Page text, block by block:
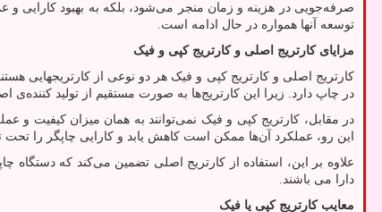
صرفه‌جویی در هزینه و زمان منجر می‌شود، بلکه به بهبود کارایی و
توسعه آنها همواره در حال ادامه است.
مزایای کارتریج اصلی و کارتریج کپی و فیک
کارتریج اصلی و کارتریج کپی و فیک هر دو نوعی از کارتریجهایی
در چاپ دارد. زیرا این کارتریج‌ها به صورت مستقیم از تولید
در مقابل، کارتریج کپی و فیک نمی‌توانند به همان میزان کیفیت و
این رو، عملکرد آن‌ها ممکن است کاهش یابد و کارایی چاپگر را تحت
علاوه بر این، استفاده از کارتریج اصلی تضمین می‌کند که دستگاه
دارا می باشند.
معایب کارتریج کپی یا فیک